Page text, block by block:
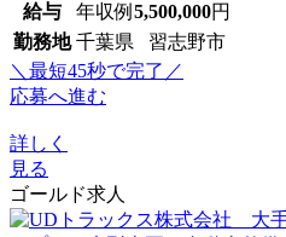
給与 年収例 5,500,000円
勤務地 千葉県 習志野市
＼最短45秒で完了／
応募へ進む
詳しく
見る
ゴールド求人